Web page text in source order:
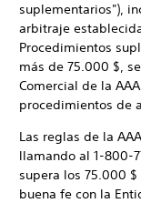
suplementarios"),
arbitraje
Procedimientos
más de 75.000 $,
Comercial de la
procedimientos de
Las reglas de la
llamando al 1-800-
supera los 75.000
buena fe con la